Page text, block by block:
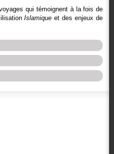
qui témoignent à la fois de
Islamique et des enjeux de